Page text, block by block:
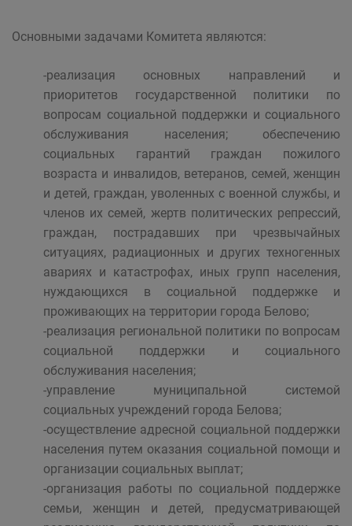
Основными задачами Комитета являются:
-реализация основных направлений и
приоритетов государственной политики по
вопросам социальной поддержки и социального
обслуживания населения; обеспечению
социальных гарантий граждан пожилого
возраста и инвалидов, ветеранов, семей, женщин
и детей, граждан, уволенных с военной службы, и
членов их семей, жертв политических репрессий,
граждан, пострадавших при чрезвычайных
ситуациях, радиационных и других техногенных
авариях и катастрофах, иных групп населения,
нуждающихся в социальной поддержке и
проживающих на территории города Белово;
-реализация региональной политики по вопросам
социальной поддержки и социального
обслуживания населения;
-управление муниципальной системой
социальных учреждений города Белова;
-осуществление адресной социальной поддержки
населения путем оказания социальной помощи и
организации социальных выплат;
-организация работы по социальной поддержке
семьи, женщин и детей, предусматривающей